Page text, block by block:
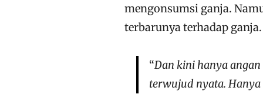
mengonsumsi ganja.
terbarunya terhadap ganja.
“Dan kini hanya angan
terwujud nyata. Hanya